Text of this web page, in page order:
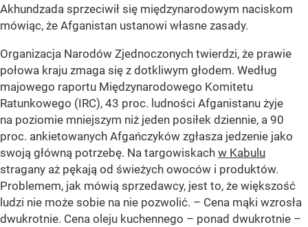
Akhundzada sprzeciwił się międzynarodowym naciskom
mówiąc, że Afganistan ustanowi własne zasady.
Organizacja Narodów Zjednoczonych twierdzi, że prawie
połowa kraju zmaga się z dotkliwym głodem. Według
majowego raportu Międzynarodowego Komitetu
Ratunkowego (IRC), 43 proc. ludności Afganistanu żyje
na poziomie mniejszym niż jeden posiłek dziennie, a 90
proc. ankietowanych Afgańczyków zgłasza jedzenie jako
swoją główną potrzebę. Na targowiskach w Kabulu
stragany aż pękają od świeżych owoców i produktów.
Problemem, jak mówią sprzedawcy, jest to, że większość
ludzi nie może sobie na nie pozwolić. – Cena mąki wzrosła
dwukrotnie. Cena oleju kuchennego – ponad dwukrotnie –